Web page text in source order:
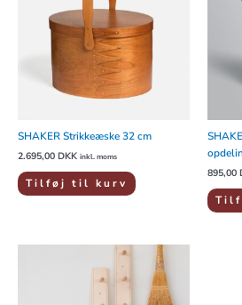
SHAKER Strikkeæske 32 cm
2.695,00 DKK inkl. moms
Tilføj til kurv
895,00
Prisinterval:
445,00 DKK
1.795,00 DKK
Dette
vare
har